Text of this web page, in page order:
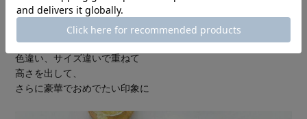
色違い、サイズ違いで重ねて
高さを出して、
さらに豪華でおめでたい印象に